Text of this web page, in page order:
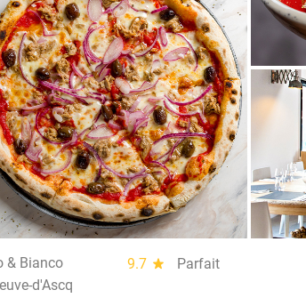
& Bianco 9.7 star
Parfait
d'Ascq